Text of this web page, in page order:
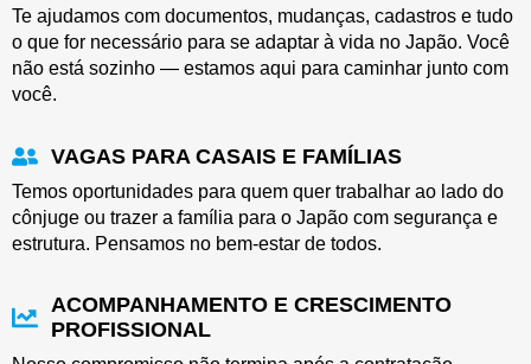
Te ajudamos com documentos, mudanças, cadastros e tudo
o que for necessário para se adaptar à vida no Japão. Você
não está sozinho — estamos aqui para caminhar junto com
você.
VAGAS PARA CASAIS E FAMÍLIAS
Temos oportunidades para quem quer trabalhar ao lado do
cônjuge ou trazer a família para o Japão com segurança e
estrutura. Pensamos no bem-estar de todos.
ACOMPANHAMENTO E CRESCIMENTO
PROFISSIONAL